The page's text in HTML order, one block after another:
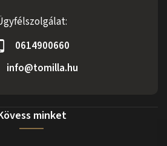
0614900660
info@tomilla.hu
minket